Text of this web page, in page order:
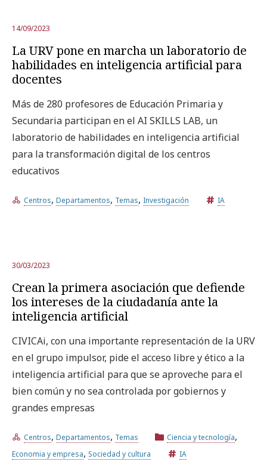
ESPAÑOL CATALÀ ENGLISH
14/09/2023
La URV pone en marcha un laboratorio de
habilidades en inteligencia artificial para
docentes
Más de 280 profesores de Educación Primaria y
Secundaria participan en el AI SKILLS LAB, un
laboratorio de habilidades en inteligencia artificial
para la transformación digital de los centros
educativos
Centros, Departamentos, Temas, Investigación IA
30/03/2023
Crean la primera asociación que defiende
los intereses de la ciudadanía ante la
inteligencia artificial
CIVICAi, con una importante representación de la URV
en el grupo impulsor, pide el acceso libre y ético a la
inteligencia artificial para que se aproveche para el
bien común y no sea controlada por gobiernos y
grandes empresas
Centros, Departamentos, Temas Ciencia y tecnología,
Economia y empresa, Sociedad y cultura IA